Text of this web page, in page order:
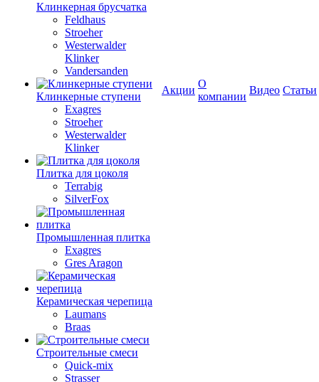
Клинкерная брусчатка
Feldhaus
Stroeher
Westerwalder
Klinker
Vandersanden
Клинкерные ступени
Exagres
Stroeher
Westerwalder
Klinker
Плитка для цоколя
Terrabig
SilverFox
Промышленная плитка
Exagres
Gres Aragon
Керамическая черепица
Laumans
Braas
Строительные смеси
Quick-mix
Strasser
Акции
О
компании
Видео Статьи